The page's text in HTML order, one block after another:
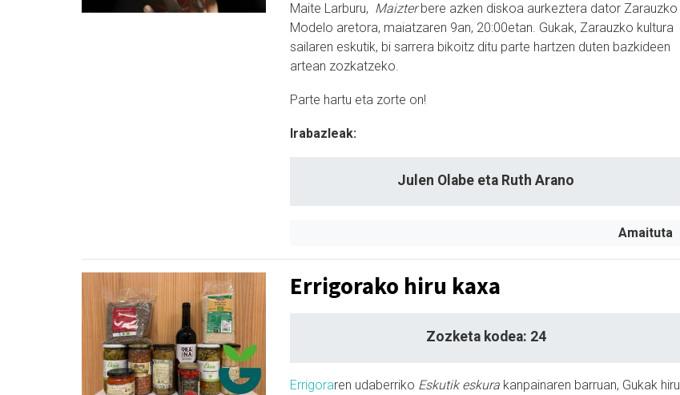
Maite Larburu, Maizterbere azken diskoa aurkeztera dator Zarauzko
Modelo aretora, maiatzaren 9an, 20:00etan. Gukak, Zarauzko kultura
sailaren eskutik, bi sarrera bikoitz ditu parte hartzen duten bazkideen
artean zozkatzeko.
Parte hartu eta zorte on!
Irabazleak:
Julen Olabe eta Ruth Arano
Amaituta
Errigorako hiru kaxa
Zozketa kodea: 24
Errigoraren udaberriko Eskutik eskurakanpainaren barruan, Gukak hiru